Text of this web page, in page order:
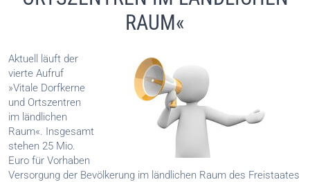
RAUM«
Aktuell läuft der
vierte Aufruf
»Vitale Dorfkerne
und Ortszentren
im ländlichen
Raum«. Insgesamt
stehen 25 Mio.
Euro für Vorhaben
Versorgung der Bevölkerung im ländlichen Raum des Freistaates